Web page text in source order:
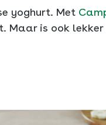
yoghurt. Met
is ook